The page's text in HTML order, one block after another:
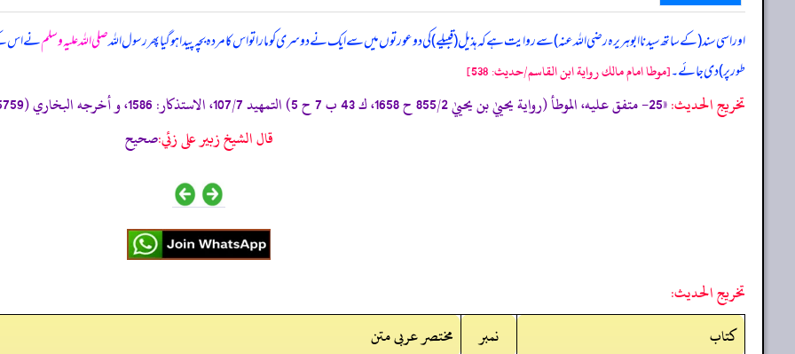
اور اسی سند (کے ساتھ سیدنا ابوہریرہ رضی اللہ عنہ) سے روایت ہے کہ ہذیل (قبیلے) کی دو عورتوں میں سے ایک نے دوسری کو مارا تو اس کا مردہ بچہ پیدا ہو گیا پھر رسول اللہصلی اللہ علیہ وسلمنے اس
طور پر) دی جائے۔[موطا امام مالك رواية ابن القاسم/حدیث: 538]
تخریج الحدیث:«25- متفق عليه، الموطأ (رواية يحييٰ بن يحييٰ 855/2 ح 1658، ك 43 ب 7 ح 5) التمهيد 107/7، الاستذكار: 1586، و أخرجه البخاري (5759) ومسلم (1681) من حديث مالك به .»
قال الشيخ زبير على زئي:صحيح
تخريج الحديث:
کتاب
نمبر
مختصر عربی متن